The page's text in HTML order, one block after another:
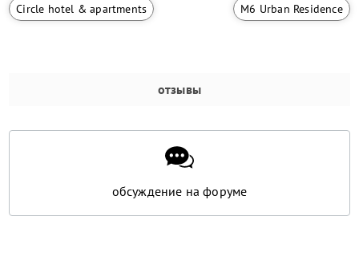
Circle hotel & apartments M6 Urban Residence
отзывы
обсуждение на форуме